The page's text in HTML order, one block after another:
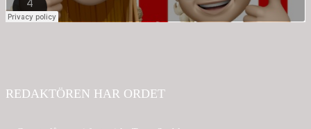
REDAKTÖREN HAR ORDET